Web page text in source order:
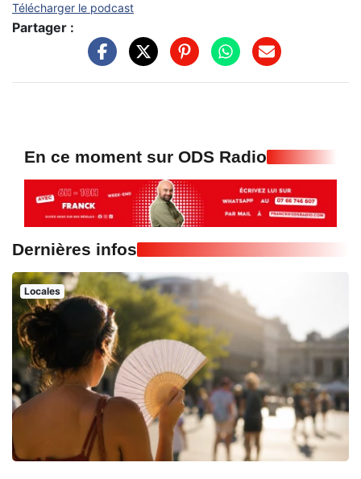
Télécharger le podcast
Partager :
En ce moment sur ODS Radio
Dernières infos
Locales